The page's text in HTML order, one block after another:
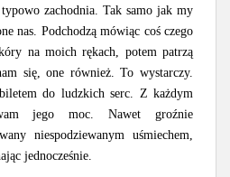
zachodnia. Tak samo jak my
nas. Podchodzą mówiąc coś czego
na moich rękach, potem patrzą
się, one również. To wystarczy.
do ludzkich serc. Z każdym
jego moc. Nawet groźnie
niespodziewanym uśmiechem,
jednocześnie.